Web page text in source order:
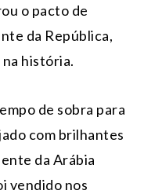
o pacto de
da República,
história.
de sobra para
com brilhantes
da Arábia
vendido nos